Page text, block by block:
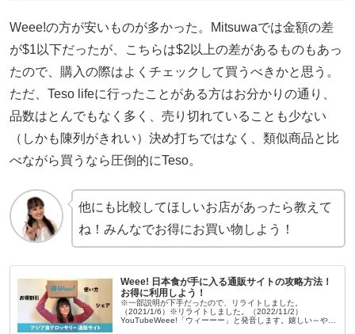
Weee!の方が安いものが多かった。Mitsuwaでは金額の差
が$1以下だったが、こちらは$2以上の差があるものもあっ
たので、購入の際はよくチェックして買うべきかと思う。
ただ、Teso lifeに行ったことがある方はお分かりの通り、
品数はとんでもなく多く、売り切れていることも少ない
（しかも陳列がきれい）決め打ちではなく、類似商品と比
べながら買うなら圧倒的にTeso。
他にも比較してほしいお店があったら教えて
ね！みんなでお得にお買い物しよう！
Weee! 日本食が手に入る通販サイトの攻略方法！
お得に利用しよう！
※一部説明が下手だったので、リライトしました。
（2021/1/6）※リライトしました。（2022/11/2）
YouTubeWeee!「ウィーーー」と発音します。嬉しい～やっ